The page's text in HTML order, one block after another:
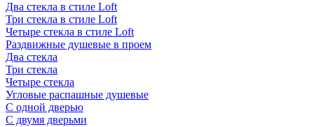
Два стекла в стиле Loft
Три стекла в стиле Loft
Четыре стекла в стиле Loft
Раздвижные душевые в проем
Два стекла
Три стекла
Четыре стекла
Угловые распашные душевые
С одной дверью
С двумя дверьми